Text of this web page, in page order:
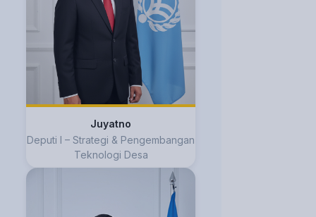
Juyatno
Deputi I – Strategi & Pengembangan
Teknologi Desa